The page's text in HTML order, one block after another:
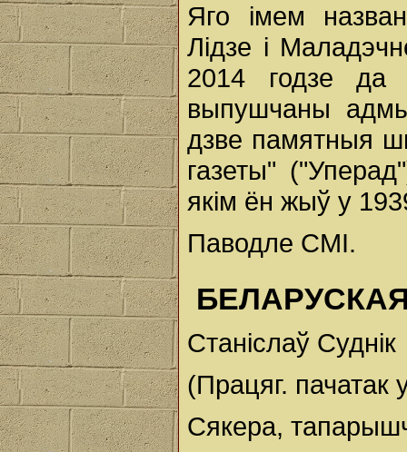
Яго імем
Лідзе і
2014 годзе да
выпушчаны
дзве памятныя
газеты"
якім ён жыў у
Паводле СМІ.
Станіслаў Суднік
(Працяг. пачатак
Сякера,